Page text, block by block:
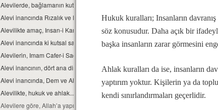
Alevilerde, bağlamanın kutsallığı...
Alevi inancında Rızalık ve Razılık kavramları
Alevilikte amaç, Insan-i Kamil olmaktır...
Alevi inancında ki kutsal sayılar ve manaları...
Alevilerin, Imam Cafer-i Sadık mezhebindeniz deyimi üzerine…
Alevi inancının, dört ana direği.
Alevi inancında, Dem ve Alkol...
Alevilikte, hukuk ve ahlak...
Alevilere göre, Allah’a yapılacak en güzel ibadet
Hukuk kuralları; Insanların
söz konusudur. Daha açık bir
başka insanların zarar görmesini
Ahlak kuralları da ise, insanların
yaptırım yoktur. Kişilerin ya da
kendi sınırlandırmaları geçerlidir.